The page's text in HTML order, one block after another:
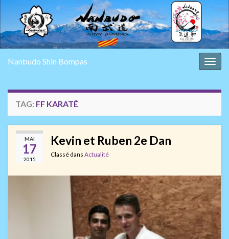
Nanbudo Shin Bompas
TAG: FF KARATÉ
MAI
17
2015
Kevin et Ruben 2e Dan
Classé dans Actualité